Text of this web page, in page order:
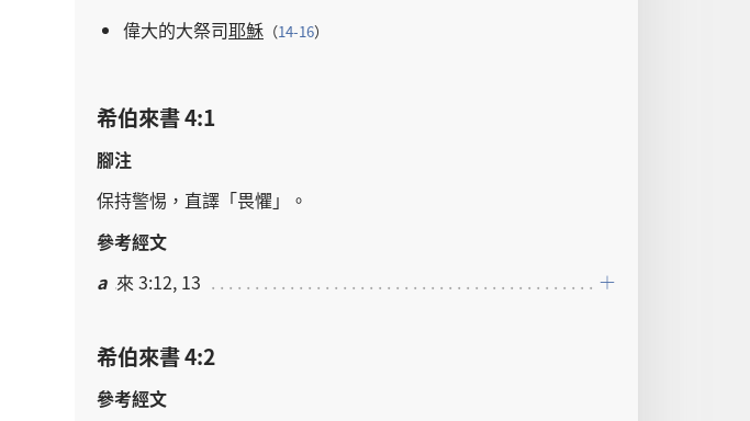
偉大的大祭司耶穌 （14-16）
希伯來書 4:1
腳注
保持警惕 ， 直譯 「畏懼 」。
參考經文
a 來 3:12, 13
希伯來書 4:2
參考經文